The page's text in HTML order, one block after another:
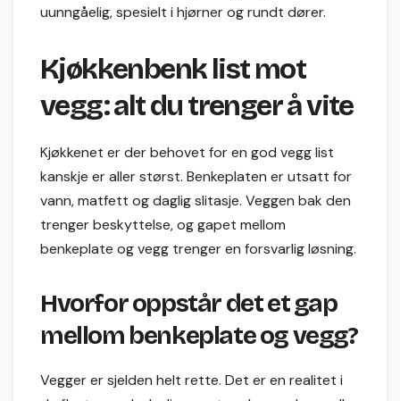
uunngåelig, spesielt i hjørner og rundt dører.
Kjøkkenbenk list mot
vegg: alt du trenger å vite
Kjøkkenet er der behovet for en god vegg list
kanskje er aller størst. Benkeplaten er utsatt for
vann, matfett og daglig slitasje. Veggen bak den
trenger beskyttelse, og gapet mellom
benkeplate og vegg trenger en forsvarlig løsning.
Hvorfor oppstår det et gap
mellom benkeplate og vegg?
Vegger er sjelden helt rette. Det er en realitet i